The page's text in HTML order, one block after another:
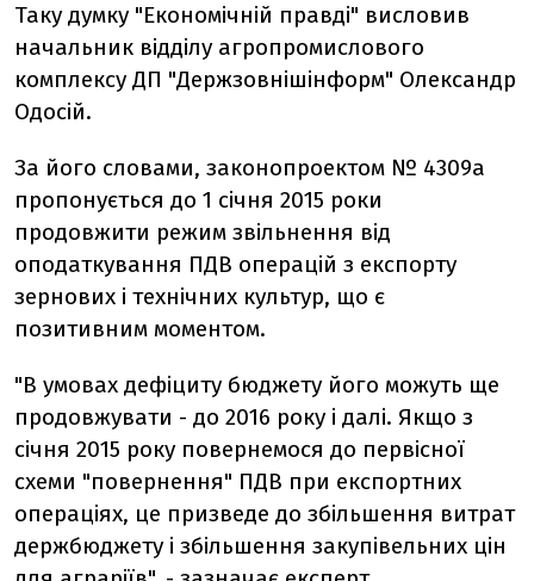
Таку думку "Економічній правді" висловив
начальник відділу агропромислового
комплексу ДП "Держзовнішінформ" Олександр
Одосій.
За його словами, законопроектом № 4309а
пропонується до 1 січня 2015 роки
продовжити режим звільнення від
оподаткування ПДВ операцій з експорту
зернових і технічних культур, що є
позитивним моментом.
"В умовах дефіциту бюджету його можуть ще
продовжувати - до 2016 року і далі. Якщо з
січня 2015 року повернемося до первісної
схеми "повернення" ПДВ при експортних
операціях, це призведе до збільшення витрат
держбюджету і збільшення закупівельних цін